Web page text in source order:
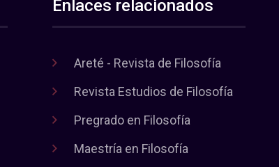
Enlaces relacionados
Areté - Revista de Filosofía
Revista Estudios de Filosofía
Pregrado en Filosofía
Maestría en Filosofía